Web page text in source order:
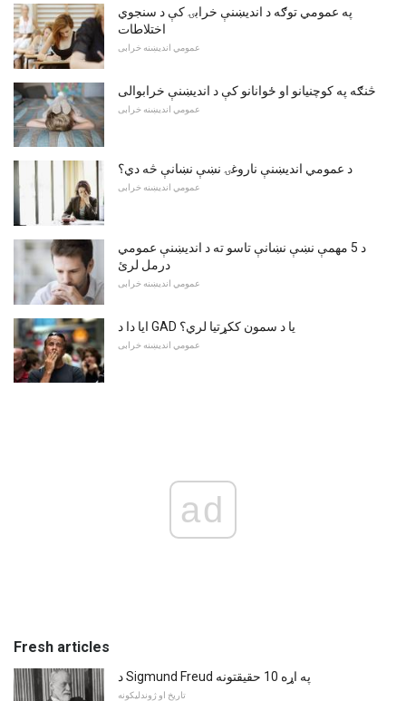
په عمومي توګه د اندیښنې خرابۍ کې د سنجوي
اختلاطات
عمومي اندیښنه خرابی
څنګه په کوچنيانو او ځوانانو کې د اندیښنې خرابوالی
عمومي اندیښنه خرابی
د عمومي اندیښنې ناروغۍ نښې نښانې څه دي؟
عمومي اندیښنه خرابی
د 5 مهمې نښې نښانې تاسو ته د اندیښنې عمومي
درمل لرئ
عمومي اندیښنه خرابی
ایا دا د GAD یا د سمون ککړتیا لري؟
عمومي اندیښنه خرابی
ad
Fresh articles
د Sigmund Freud په اړه 10 حقیقتونه
تاریخ او ژوندلیکونه